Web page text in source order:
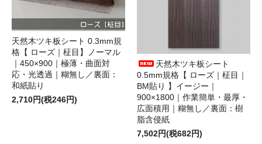
天然木ツキ板シート 0.3mm規
格【 ローズ｜柾目】ノーマル
｜450×900｜極薄・曲面対
応・光透過｜糊無し／裏面：
和紙貼り
2,710円(税246円)
天然木ツキ板シート
0.5mm規格【 ローズ｜柾目｜
BM貼り 】イージー｜
900×1800｜作業簡単・最厚・
広面積用｜糊無し／裏面：樹
脂含侵紙
7,502円(税682円)